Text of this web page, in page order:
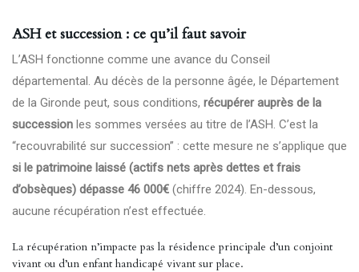
ASH et succession : ce qu’il faut savoir
L’ASH fonctionne comme une avance du Conseil
départemental. Au décès de la personne âgée, le Département
de la Gironde peut, sous conditions, récupérer auprès de la
succession les sommes versées au titre de l’ASH. C’est la
“recouvrabilité sur succession” : cette mesure ne s’applique que
si le patrimoine laissé (actifs nets après dettes et frais
d’obsèques) dépasse 46 000€ (chiffre 2024). En-dessous,
aucune récupération n’est effectuée.
La récupération n’impacte pas la résidence principale d’un conjoint
vivant ou d’un enfant handicapé vivant sur place.